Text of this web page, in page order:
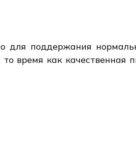
для поддержания
время как качественная